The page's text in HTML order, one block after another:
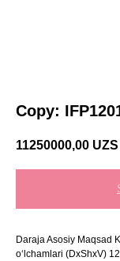
Copy:
11250000,00 UZS
Daraja Asosiy Maqsad
o‘lchamlari (DxShxV)